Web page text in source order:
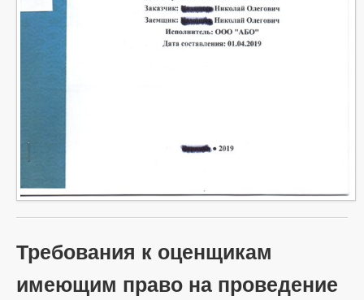
Требования к оценщикам
имеющим право на проведение